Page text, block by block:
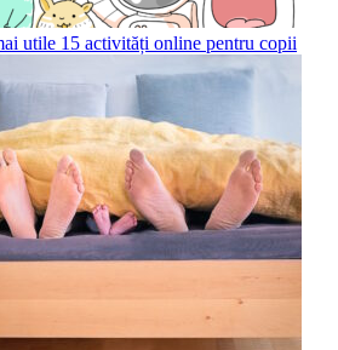
utile 15 activități online pentru copii